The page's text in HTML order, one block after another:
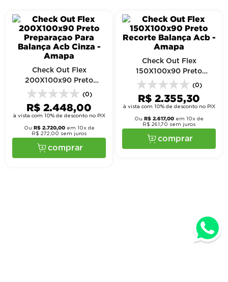
Check Out Flex
200X100x90 Preto
Preparaçao Para Balança
(0)
R$ 2.448,00
à vista com 10% de desconto no PIX
Ou R$ 2.720,00em 10x de
R$ 272 ,00 sem juros
comprar
Check Out Flex
150X100x90 Preto
Recorte Balança Acb -
(0)
R$ 2.355,30
à vista com 10% de desconto no PIX
Ou R$ 2.617,00 em 10x de
R$ 261 ,70 sem juros
comprar